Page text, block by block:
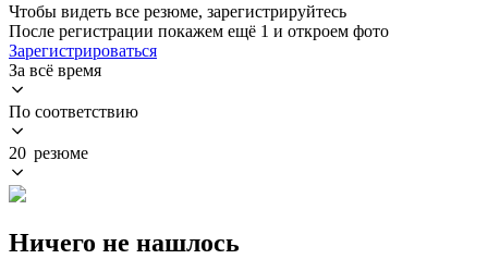
Чтобы видеть все резюме, зарегистрируйтесь
После регистрации покажем ещё 1 и откроем фото
Зарегистрироваться
За всё время
По соответствию
20 резюме
Ничего не нашлось